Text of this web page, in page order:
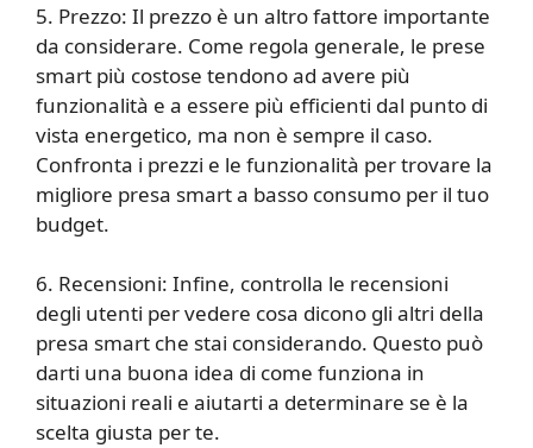
5. Prezzo: Il prezzo è un altro fattore importante
da considerare. Come regola generale, le prese
smart più costose tendono ad avere più
funzionalità e a essere più efficienti dal punto di
vista energetico, ma non è sempre il caso.
Confronta i prezzi e le funzionalità per trovare la
migliore presa smart a basso consumo per il tuo
budget.
6. Recensioni: Infine, controlla le recensioni
degli utenti per vedere cosa dicono gli altri della
presa smart che stai considerando. Questo può
darti una buona idea di come funziona in
situazioni reali e aiutarti a determinare se è la
scelta giusta per te.